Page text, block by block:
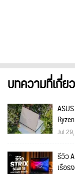
บทความที่เกี่
Jul
รีวิว
เรือ